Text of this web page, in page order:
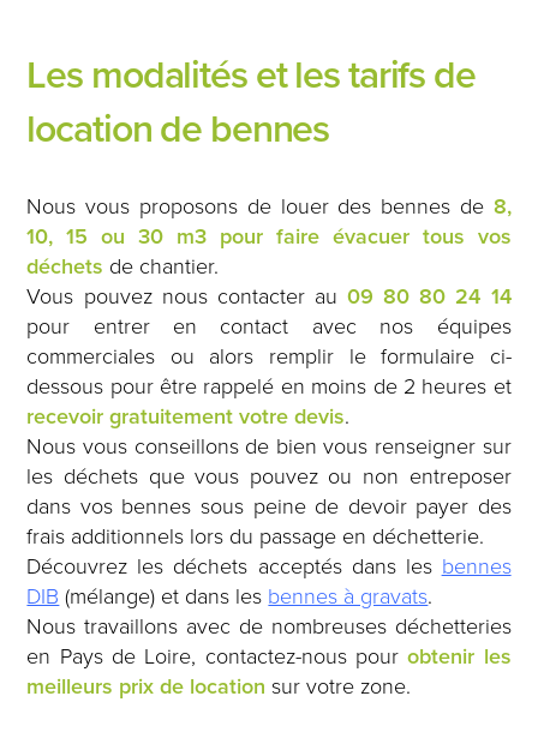
Les modalités et les tarifs de
location de bennes
Nous vous proposons de louer des bennes de 8,
10, 15 ou 30 m3 pour faire évacuer tous vos
déchets de chantier.
Vous pouvez nous contacter au09 80 80 24 14
pour entrer en contact avec nos équipes
commerciales ou alors remplir le formulaire ci-
dessous pour être rappelé en moins de 2 heures et
recevoir gratuitement votre devis.
Nous vous conseillons de bien vous renseigner sur
les déchets que vous pouvez ou non entreposer
dans vos bennes sous peine de devoir payer des
frais additionnels lors du passage en déchetterie.
Découvrez les déchets acceptés dans les bennes
DIB (mélange) et dans les bennes à gravats.
Nous travaillons avec de nombreuses déchetteries
en Pays de Loire, contactez-nous pourobtenir les
meilleurs prix de location sur votre zone.